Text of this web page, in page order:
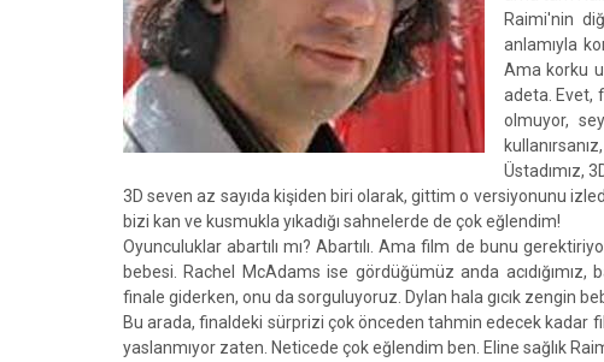
Raimi'nin
anlamıyla
Ama korku
adeta. Evet,
olmuyor,
Üstadımız,
3D seven az sayıda kişiden biri olarak, gittim o versiyonunu
bizi kan ve kusmukla yıkadığı sahnelerde de çok eğlendim!
Oyunculuklar abartılı mı? Abartılı. Ama film de bunu
bebesi. Rachel McAdams ise gördüğümüz anda acıdığımız,
finale giderken, onu da sorguluyoruz. Dylan hala gıcık zengin
Bu arada, finaldeki sürprizi çok önceden tahmin edecek kadar
yaslanmıyor zaten. Neticede çok eğlendim ben. Eline sağlık